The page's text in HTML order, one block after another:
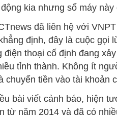
kia nhưng số máy này
đã liên hệ với
định, đây là cuộc gọi
thoại cố định đang
tỉnh thành. Không ít
chuyển tiền vào tài khoản
bài viết cảnh báo, hiện
từ năm 2014 và đã có